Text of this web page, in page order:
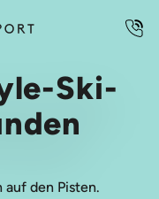
Ski-
den Pisten.